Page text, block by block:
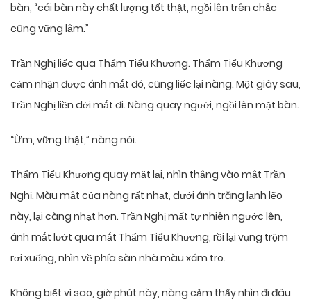
bàn, “cái bàn này chất lượng tốt thật, ngồi lên trên chắc
cũng vững lắm.”
Trần Nghị liếc qua Thẩm Tiểu Khương. Thẩm Tiểu Khương
cảm nhận được ánh mắt đó, cũng liếc lại nàng. Một giây sau,
Trần Nghị liền dời mắt đi. Nàng quay người, ngồi lên mặt bàn.
“Ừm, vững thật,” nàng nói.
Thẩm Tiểu Khương quay mặt lại, nhìn thẳng vào mắt Trần
Nghị. Màu mắt của nàng rất nhạt, dưới ánh trăng lạnh lẽo
này, lại càng nhạt hơn. Trần Nghị mất tự nhiên ngước lên,
ánh mắt lướt qua mắt Thẩm Tiểu Khương, rồi lại vụng trộm
rơi xuống, nhìn về phía sàn nhà màu xám tro.
Không biết vì sao, giờ phút này, nàng cảm thấy nhìn đi đâu